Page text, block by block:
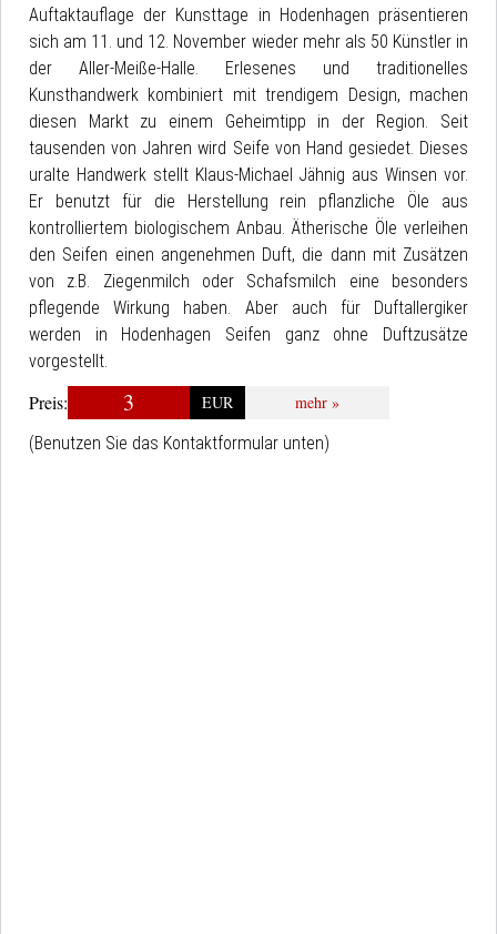
Auftaktauflage der Kunsttage in Hodenhagen präsentieren
sich am 11. und 12. November wieder mehr als 50 Künstler in
der Aller-Meiße-Halle. Erlesenes und traditionelles
Kunsthandwerk kombiniert mit trendigem Design, machen
diesen Markt zu einem Geheimtipp in der Region. Seit
tausenden von Jahren wird Seife von Hand gesiedet. Dieses
uralte Handwerk stellt Klaus-Michael Jähnig aus Winsen vor.
Er benutzt für die Herstellung rein pflanzliche Öle aus
kontrolliertem biologischem Anbau. Ätherische Öle verleihen
den Seifen einen angenehmen Duft, die dann mit Zusätzen
von z.B. Ziegenmilch oder Schafsmilch eine besonders
pflegende Wirkung haben. Aber auch für Duftallergiker
werden in Hodenhagen Seifen ganz ohne Duftzusätze
vorgestellt.
Preis: 3 EUR
mehr »
(Benutzen Sie das Kontaktformular unten)